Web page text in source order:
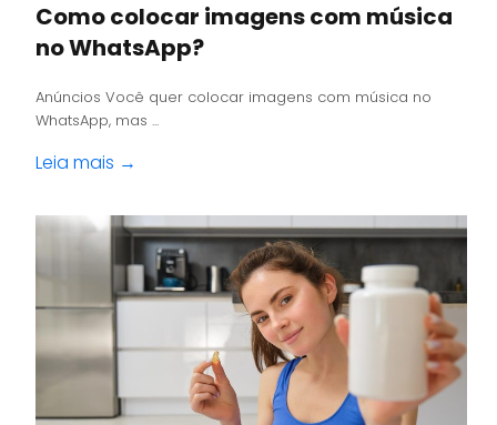
Como colocar imagens com música
no WhatsApp?
Anúncios Você quer colocar imagens com música no
WhatsApp, mas ...
Leia mais →